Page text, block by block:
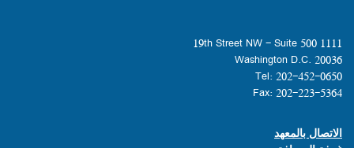
1111 19th Street NW - Suite 500
Washington D.C. 20036
Tel: 202-452-0650
Fax: 202-223-5364
Footer contact links
الاتصال بالمعهد